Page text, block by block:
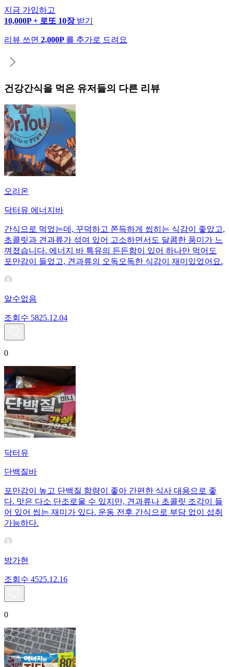
지금 가입하고
10,000P + 로또 10장 받기
리뷰 쓰면 2,000P 를 추가로 드려요
건강간식을 먹은 유저들의 다른 리뷰
오리온
닥터유 에너지바
간식으로 먹었는데, 꾸덕하고 쫀득하게 씹히는 식감이 좋았고,
초콜릿과 견과류가 섞여 있어 고소하면서도 달콤한 풍미가 느
껴졌습니다. 에너지 바 특유의 든든함이 있어 하나만 먹어도
포만감이 들었고, 견과류의 오독오독한 식감이 재미있었어요.
알수없음
조회수 5825.12.04
0
닥터유
단백질바
포만감이 높고 단백질 함량이 좋아 간편한 식사 대용으로 좋
다. 맛은 다소 단조로울 수 있지만, 견과류나 초콜릿 조각이 들
어 있어 씹는 재미가 있다. 운동 전후 간식으로 부담 없이 섭취
가능하다.
방가현
조회수 4525.12.16
0